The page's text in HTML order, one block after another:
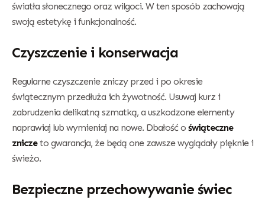
światła słonecznego oraz wilgoci. W ten sposób zachowają
swoją estetykę i funkcjonalność.
Czyszczenie i konserwacja
Regularne czyszczenie zniczy przed i po okresie
świątecznym przedłuża ich żywotność. Usuwaj kurz i
zabrudzenia delikatną szmatką, a uszkodzone elementy
naprawiaj lub wymieniaj na nowe. Dbałość o świąteczne
zniczeto gwarancja, że będą one zawsze wyglądały pięknie i
świeżo.
Bezpieczne przechowywanie świec